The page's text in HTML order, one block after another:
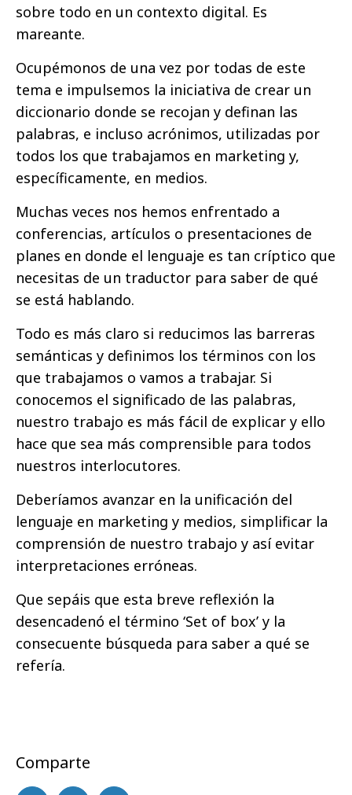
sobre todo en un contexto digital. Es
mareante.
Ocupémonos de una vez por todas de este
tema e impulsemos la iniciativa de crear un
diccionario donde se recojan y definan las
palabras, e incluso acrónimos, utilizadas por
todos los que trabajamos en marketing y,
específicamente, en medios.
Muchas veces nos hemos enfrentado a
conferencias, artículos o presentaciones de
planes en donde el lenguaje es tan críptico que
necesitas de un traductor para saber de qué
se está hablando.
Todo es más claro si reducimos las barreras
semánticas y definimos los términos con los
que trabajamos o vamos a trabajar. Si
conocemos el significado de las palabras,
nuestro trabajo es más fácil de explicar y ello
hace que sea más comprensible para todos
nuestros interlocutores.
Deberíamos avanzar en la unificación del
lenguaje en marketing y medios, simplificar la
comprensión de nuestro trabajo y así evitar
interpretaciones erróneas.
Que sepáis que esta breve reflexión la
desencadenó el término ‘Set of box’ y la
consecuente búsqueda para saber a qué se
refería.
Comparte